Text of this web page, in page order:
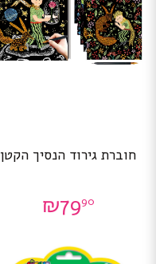
חוברת גירוד הנסיך הקטן
₪7990